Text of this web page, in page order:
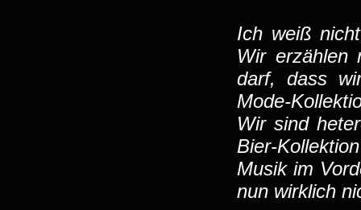
Ich weiß
Wir erzählen
darf, dass
Mode-
Wir sind
Bier-
Musik im
nun wirklich